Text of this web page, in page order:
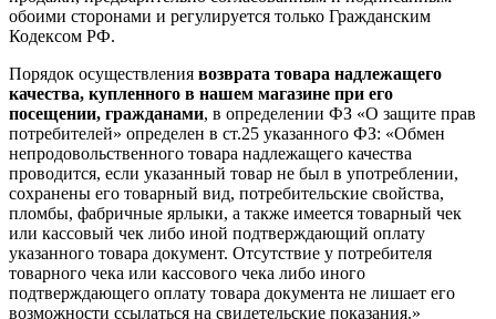
обоими сторонами и регулируется только Гражданским
Кодексом РФ.
Порядок осуществления возврата товара надлежащего
качества, купленного в нашем магазине при его
посещении, гражданами, в определении ФЗ «О защите прав
потребителей» определен в ст.25 указанного ФЗ: «Обмен
непродовольственного товара надлежащего качества
проводится, если указанный товар не был в употреблении,
сохранены его товарный вид, потребительские свойства,
пломбы, фабричные ярлыки, а также имеется товарный чек
или кассовый чек либо иной подтверждающий оплату
указанного товара документ. Отсутствие у потребителя
товарного чека или кассового чека либо иного
подтверждающего оплату товара документа не лишает его
возможности ссылаться на свидетельские показания.»